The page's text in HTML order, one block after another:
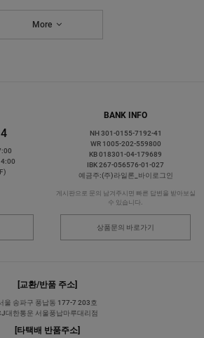
More
BANK INFO
NH 301-0155-7192-41
WR 1005-202-559800
KB 018301-04-179689
IBK 267-056576-01-027
예금주:(주)라일론_바이로그인
게시판으로 문의 남겨주시면 빠른 답변을 받아보실
수 있습니다.
상품문의 바로가기
[교환/반품 주소]
울 송파구 풍납동 177-7 203호
대한통운 서울풍납마루대리점
[타택배 반품주소]